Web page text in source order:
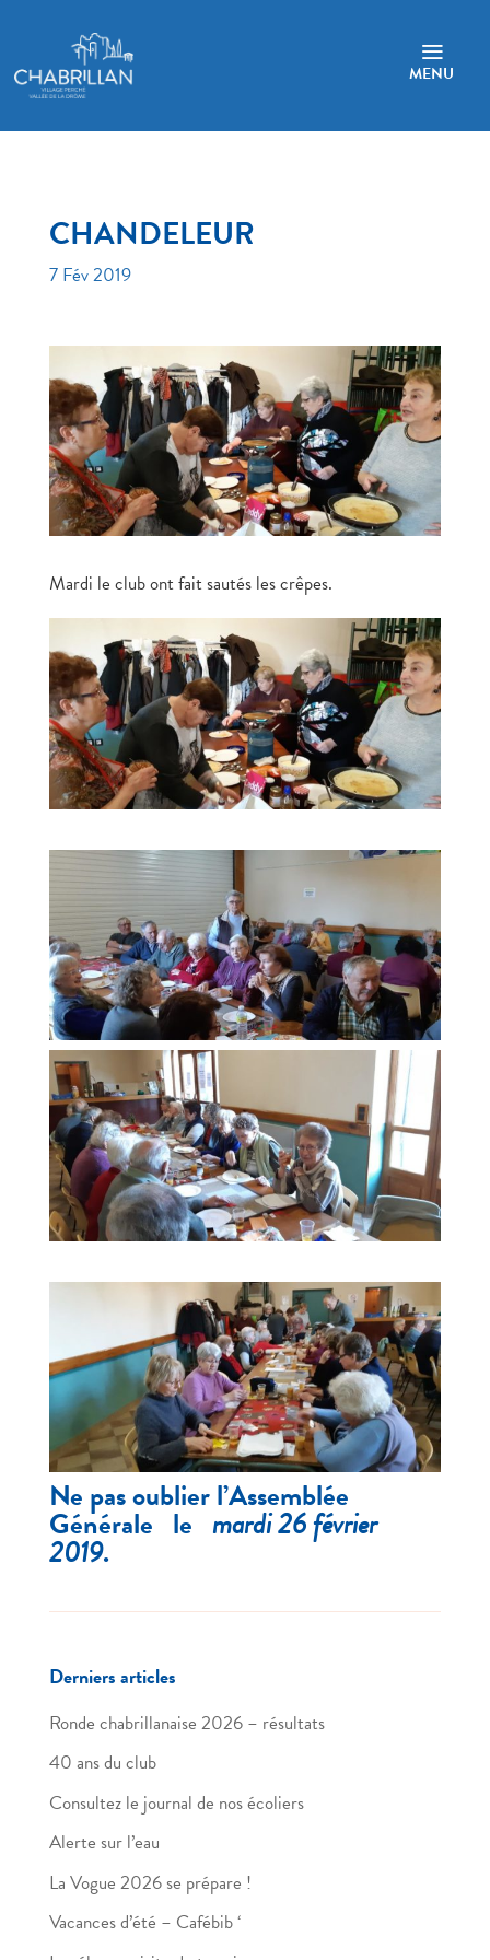
a
MENU
CHANDELEUR
7 Fév 2019
Mardi le club ont fait sautés les crêpes.
Ne pas oublier l’Assemblée
Générale le mardi 26 février
2019.
Derniers articles
Ronde chabrillanaise 2026 – résultats
40 ans du club
Consultez le journal de nos écoliers
Alerte sur l’eau
La Vogue 2026 se prépare !
Vacances d’été – Cafébib ‘